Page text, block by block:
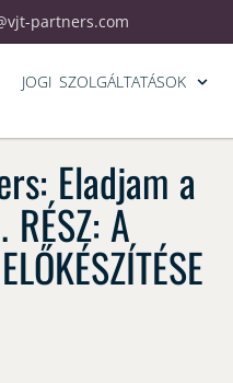
partners.com
JOGI SZOLGÁLTATÁSOK
Eladjam a
A